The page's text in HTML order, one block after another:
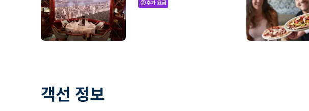
paid추가 요금
객선 정보